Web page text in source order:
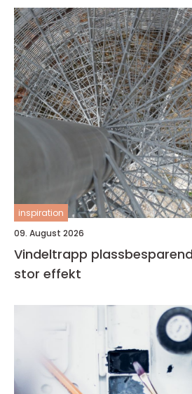
inspiration
09. August 2026
Vindeltrapp plassbesparende design med
stor effekt